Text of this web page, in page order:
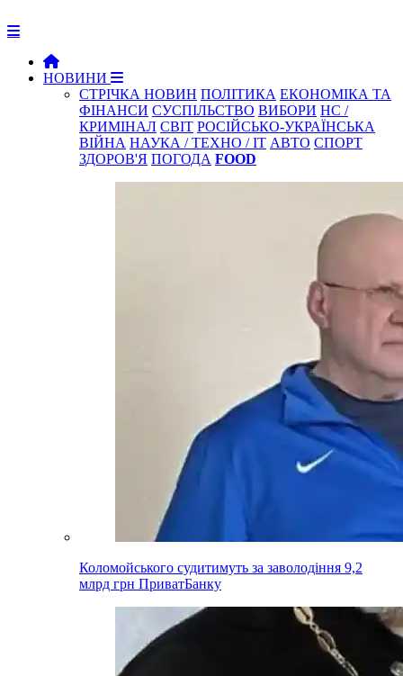
НОВИНИ
СТРІЧКА НОВИН ПОЛІТИКА ЕКОНОМІКА ТА
ФІНАНСИ СУСПІЛЬСТВО ВИБОРИ НС /
КРИМІНАЛ СВІТ РОСІЙСЬКО-УКРАЇНСЬКА
ВІЙНА НАУКА / ТЕХНО / IT АВТО СПОРТ
ЗДОРОВ'Я ПОГОДА FOOD
Коломойського судитимуть за заволодіння 9,2
млрд грн ПриватБанку